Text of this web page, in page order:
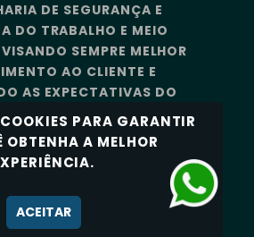
DE SEGURANÇA E
DO TRABALHO E MEIO
SEMPRE MELHOR
AO CLIENTE E
AS EXPECTATIVAS DO
A CTE ENGENHARIA
COM UMA EQUIPE DE
ALTAMENTE
E ESPECIALIZADOS.
Política de Privacidade
PARA GARANTIR
OBTENHA A MELHOR
ACEITAR